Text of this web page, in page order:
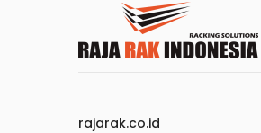
rajarak.co.id